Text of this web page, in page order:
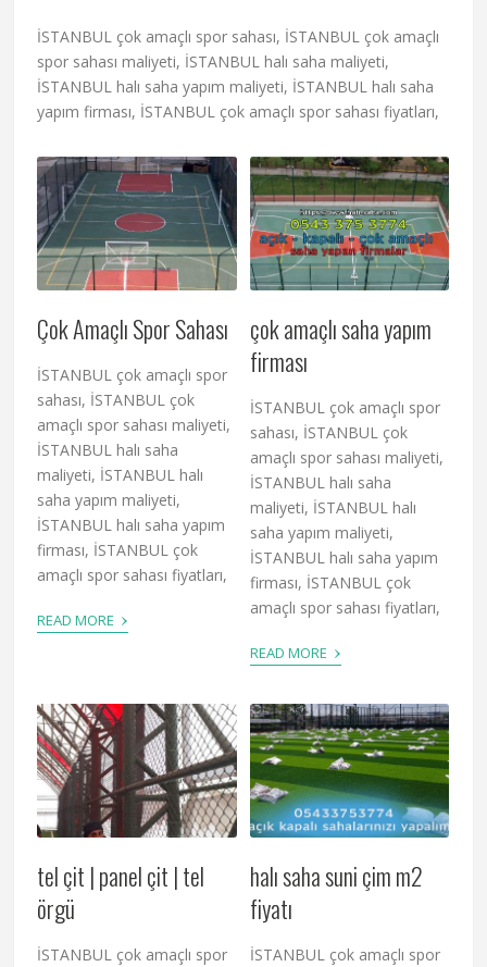
İSTANBUL çok amaçlı spor sahası, İSTANBUL çok amaçlı
spor sahası maliyeti, İSTANBUL halı saha maliyeti,
İSTANBUL halı saha yapım maliyeti, İSTANBUL halı saha
yapım firması, İSTANBUL çok amaçlı spor sahası fiyatları,
Çok Amaçlı Spor Sahası
İSTANBUL çok amaçlı spor
sahası, İSTANBUL çok
amaçlı spor sahası maliyeti,
İSTANBUL halı saha
maliyeti, İSTANBUL halı
saha yapım maliyeti,
İSTANBUL halı saha yapım
firması, İSTANBUL çok
amaçlı spor sahası fiyatları,
READ MORE ›
çok amaçlı saha yapım
firması
İSTANBUL çok amaçlı spor
sahası, İSTANBUL çok
amaçlı spor sahası maliyeti,
İSTANBUL halı saha
maliyeti, İSTANBUL halı
saha yapım maliyeti,
İSTANBUL halı saha yapım
firması, İSTANBUL çok
amaçlı spor sahası fiyatları,
READ MORE ›
tel çit | panel çit | tel
örgü
İSTANBUL çok amaçlı spor
halı saha suni çim m2
fiyatı
İSTANBUL çok amaçlı spor